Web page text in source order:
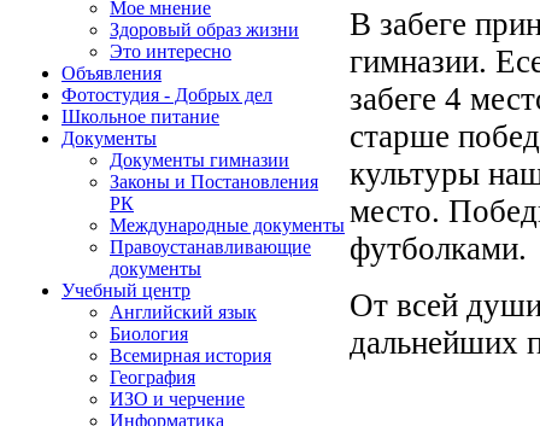
Мое мнение
Здоровый образ жизни
Это интересно
Объявления
Фотостудия - Добрых дел
Школьное питание
Документы
Документы гимназии
Законы и Постановления
РК
Международные документы
Правоустанавливающие
документы
Учебный центр
Английский язык
Биология
Всемирная история
География
ИЗО и черчение
Информатика
В забеге
гимназии.
забеге 4
старше
культуры
место.
футболками.
От всей
дальнейших